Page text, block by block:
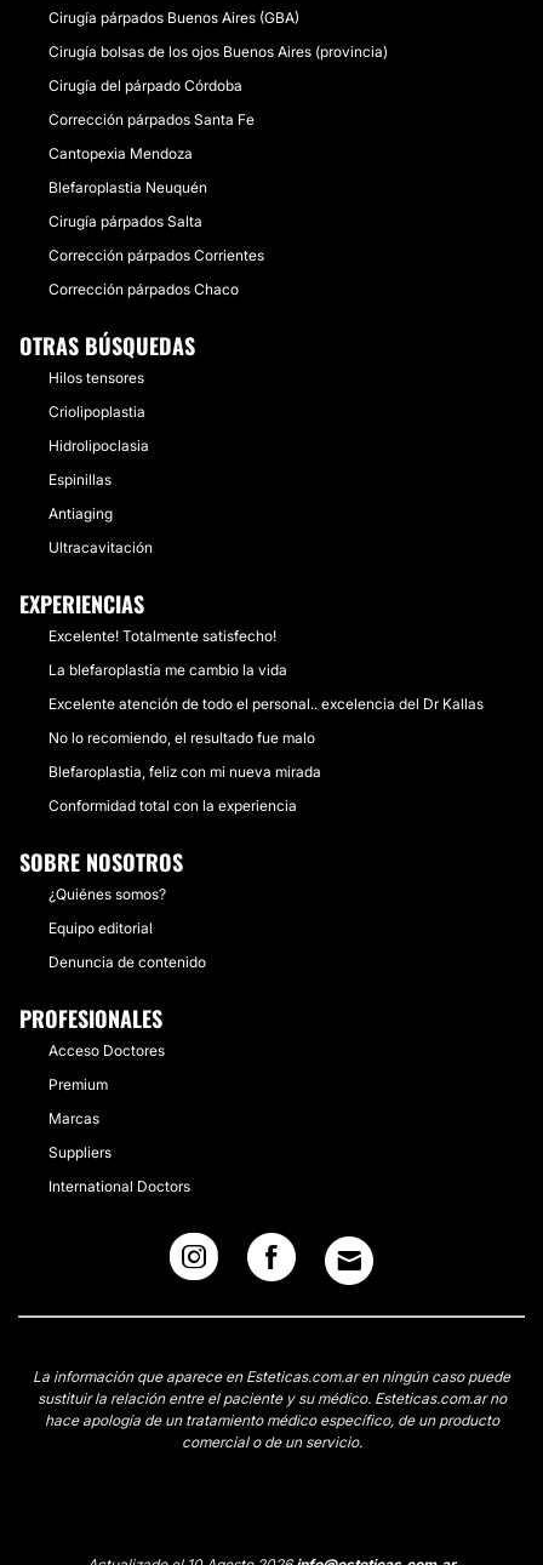
Cirugía párpados Buenos Aires (GBA)
Cirugía bolsas de los ojos Buenos Aires (provincia)
Cirugía del párpado Córdoba
Corrección párpados Santa Fe
Cantopexia Mendoza
Blefaroplastia Neuquén
Cirugía párpados Salta
Corrección párpados Corrientes
Corrección párpados Chaco
OTRAS BÚSQUEDAS
Hilos tensores
Criolipoplastia
Hidrolipoclasia
Espinillas
Antiaging
Ultracavitación
EXPERIENCIAS
Excelente! Totalmente satisfecho!
La blefaroplastia me cambio la vida
Excelente atención de todo el personal.. excelencia del Dr Kallas
No lo recomiendo, el resultado fue malo
Blefaroplastia, feliz con mi nueva mirada
Conformidad total con la experiencia
SOBRE NOSOTROS
¿Quiénes somos?
Equipo editorial
Denuncia de contenido
PROFESIONALES
Acceso Doctores
Premium
Marcas
Suppliers
International Doctors
La información que aparece en Esteticas.com.ar en ningún caso puede
sustituir la relación entre el paciente y su médico. Esteticas.com.ar no
hace apología de un tratamiento médico específico, de un producto
comercial o de un servicio.